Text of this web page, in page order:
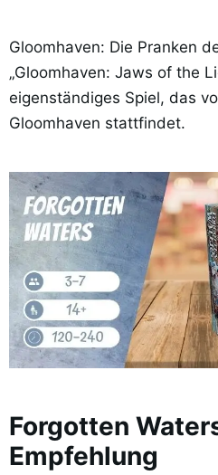
Gloomhaven: Die Pranken
„Gloomhaven: Jaws of the
eigenständiges Spiel, das
Gloomhaven stattfindet.
Forgotten
Empfehlung